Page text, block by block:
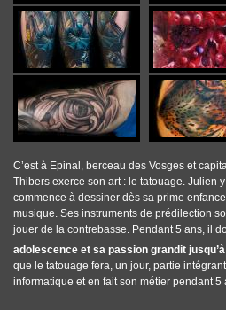
C’est à Epinal, berceau des Vosges et
Thibers exerce son art : le tatouage. Julien
commence à dessiner dès sa prime
musique. Ses instruments de prédilection
jouer de la contrebasse. Pendant 5 ans, il
adolescence et sa passion grandit
que le tatouage fera, un jour, partie
informatique et en fait son métier pendant 5